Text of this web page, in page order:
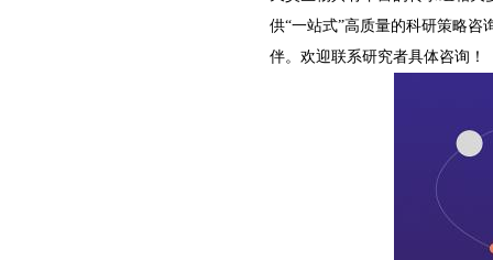
供“一站式”高质量的科研策略咨
伴。 欢迎联系研究者具体咨询！